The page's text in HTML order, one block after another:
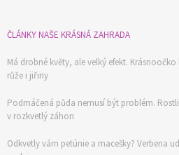
ČLÁNKY NAŠE KRÁSNÁ ZAHRADA
Má drobné květy, ale velký efekt.
růže i jiřiny
Podmáčená půda nemusí být problém.
v rozkvetlý záhon
Odkvetly vám petúnie a macešky? Verbena